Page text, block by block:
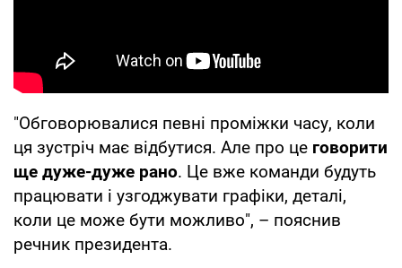
"Обговорювалися певні проміжки часу, коли
ця зустріч має відбутися. Але про це говорити
ще дуже-дуже рано. Це вже команди будуть
працювати і узгоджувати графіки, деталі,
коли це може бути можливо", – пояснив
речник президента.